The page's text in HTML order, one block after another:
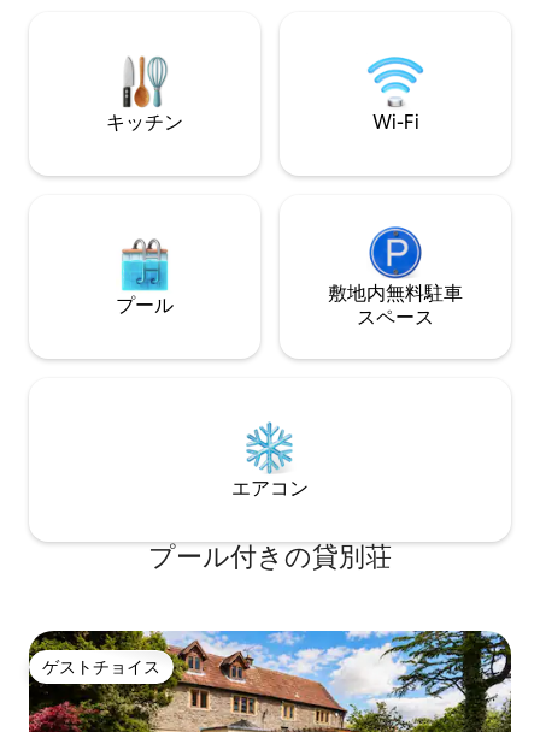
ン。 宿泊施設の前に4台分の駐車スペー
スがあります。湖に直接アクセスできる
専用桟橋 ジャグジーは追加料金でご利用
いただけます。
キッチン Wi-Fi
プール
敷地内無料駐⁠車
ス⁠ペ⁠ー⁠ス
エアコン
プール付きの貸別荘
ゲストチョイス
ゲストチョイス